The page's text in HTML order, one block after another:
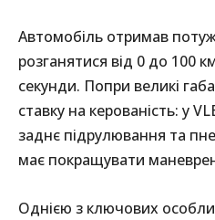
Автомобіль отримав
розганятися від 0 до 100
секунди. Попри великі
ставку на керованість: у
заднє підрулювання та
має покращувати
Однією з ключових